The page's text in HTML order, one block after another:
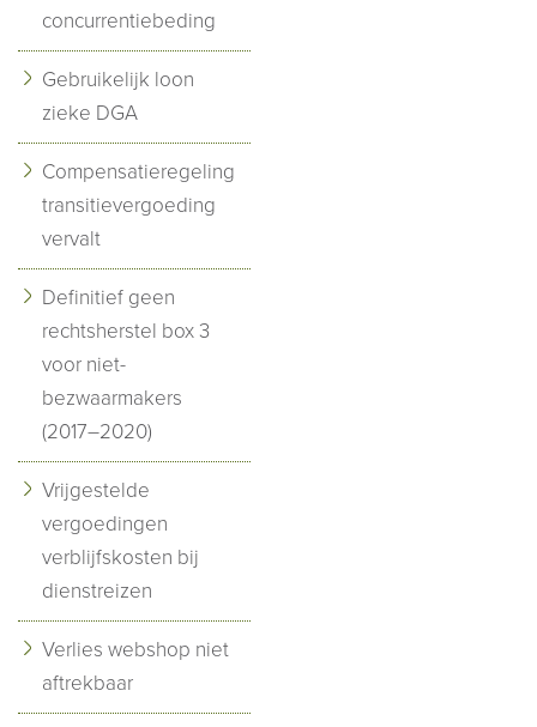
concurrentiebeding
Gebruikelijk loon
zieke DGA
Compensatieregeling
transitievergoeding
vervalt
Definitief geen
rechtsherstel box 3
voor niet-
bezwaarmakers
(2017–2020)
Vrijgestelde
vergoedingen
verblijfskosten bij
dienstreizen
Verlies webshop niet
aftrekbaar